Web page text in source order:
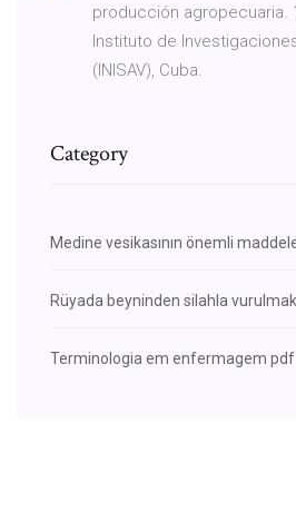
producción agropecuaria.
Instituto de
(INISAV), Cuba.
Category
Medine vesikasının önemli
Rüyada beyninden silahla vurulmak
Terminologia em enfermagem pdf